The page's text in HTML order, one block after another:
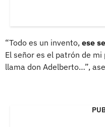
“Todo es un invento, ese
El señor es el patrón de
llama don Adelberto…”,